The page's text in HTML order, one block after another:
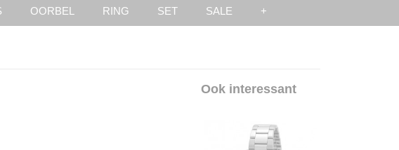
OORBEL RING SET SALE +
Ook interessant